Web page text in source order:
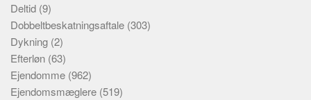
Deltid (9)
Dobbeltbeskatningsaftale (303)
Dykning (2)
Efterløn (63)
Ejendomme (962)
Ejendomsmæglere (519)